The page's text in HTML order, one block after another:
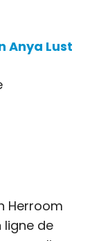
Anya Lust
ligne de